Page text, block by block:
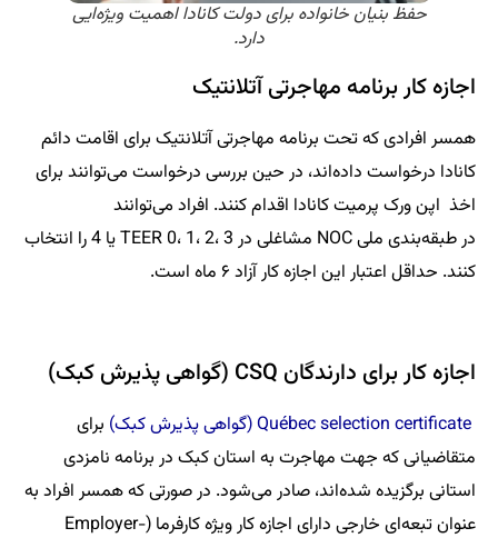
حفظ بنیان خانواده برای دولت کانادا اهمیت ویژه‌ایی
دارد.
اجازه کار برنامه مهاجرتی آتلانتیک
همسر افرادی که تحت برنامه مهاجرتی آتلانتیک برای اقامت دائم
کانادا درخواست داده‌اند، در حین بررسی درخواست می‌توانند برای
اخذ اپن ورک پرمیت کانادا اقدام کنند. افراد می‌توانند
در طبقه‌بندی ملی NOC مشاغلی در TEER 0، 1، 2، 3 یا 4 را انتخاب
کنند. حداقل اعتبار این اجازه کار آزاد ۶ ماه است.
اجازه کار برای دارندگان CSQ (گواهی پذیرش کبک)
Québec selection certificate (گواهی پذیرش کبک)
برای
متقاضیانی که جهت مهاجرت به استان کبک در برنامه نامزدی
استانی برگزیده شده‌اند، صادر می‌شود. در صورتی که همسر افراد به
عنوان تبعه‌ای خارجی دارای اجازه کار ویژه کارفرما (Employer-